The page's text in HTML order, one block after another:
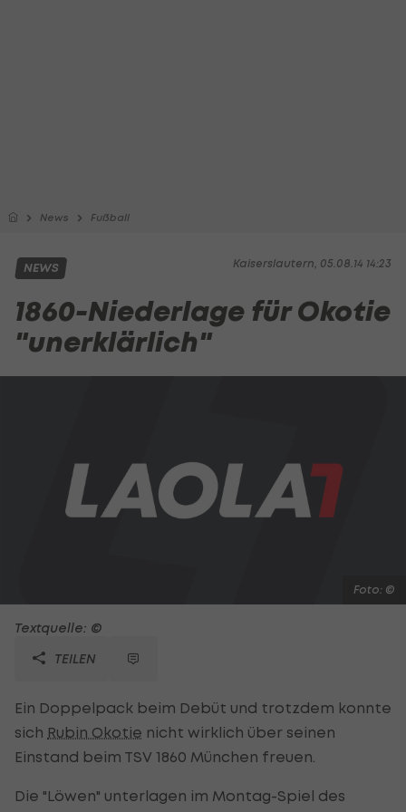
News Fußball
Kaiserslautern, 05.08.14 14:23
NEWS
1860-Niederlage für Okotie
"unerklärlich"
Foto: ©
Textquelle: ©
TEILEN
Ein Doppelpack beim Debüt und trotzdem konnte
sich Rubin Okotie nicht wirklich über seinen
Einstand beim TSV 1860 München freuen.
Die "Löwen" unterlagen im Montag-Spiel des